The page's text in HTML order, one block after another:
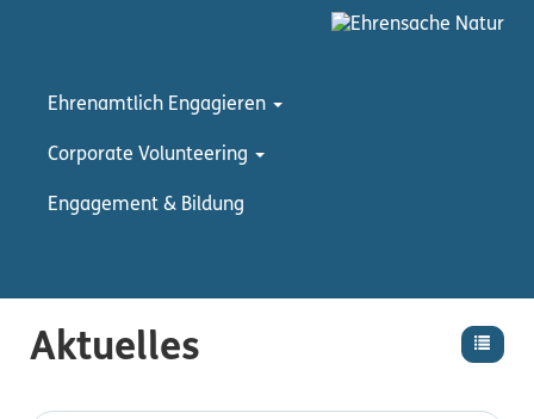
Ehrenamtlich Engagieren
Corporate Volunteering
Engagement & Bildung
Aktuelles